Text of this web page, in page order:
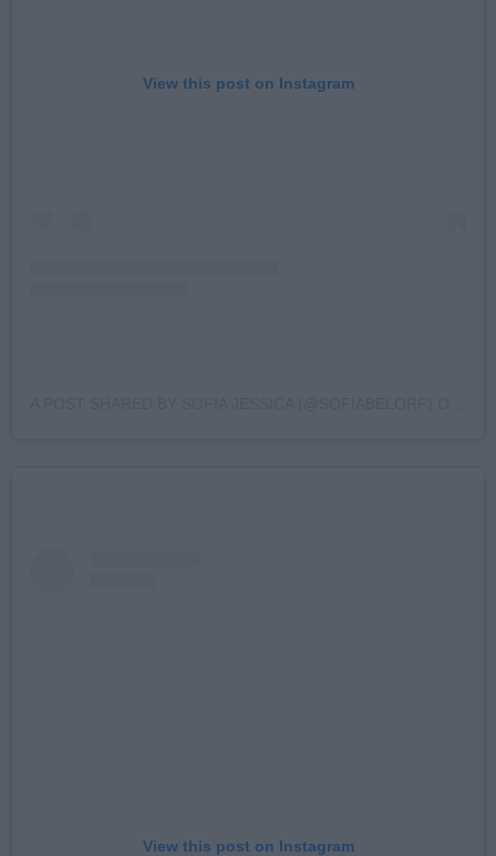
View this post on Instagram
View this post on Instagram